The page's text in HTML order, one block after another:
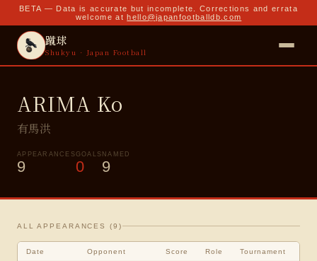
BETA — Data is accurate but incomplete. Corrections and errata
welcome at hello@japanfootballdb.com
蹴球
Shukyu · Japan Football
ARIMA Ko
有馬洪
APPEARANCES
9
GOALS
0
NAMED
9
ALL APPEARANCES (9 )
Date Opponent Score Role Tournament